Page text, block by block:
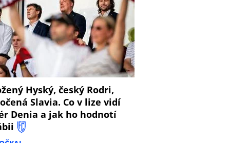
Hyský, český Rodri,
Slavia. Co v lize vidí
Denia a jak ho hodnotí